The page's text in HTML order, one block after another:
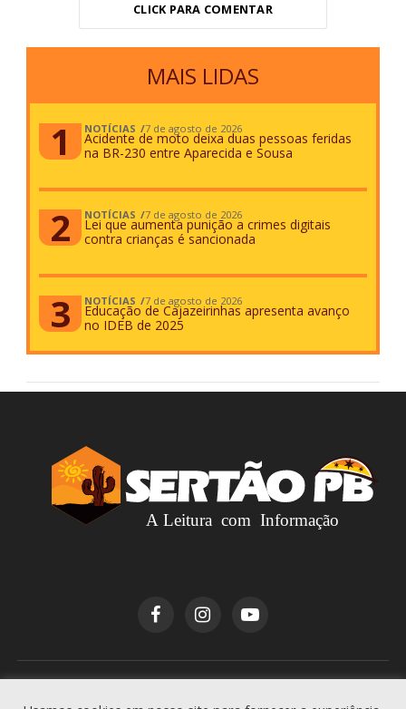
CLICK PARA COMENTAR
MAIS LIDAS
NOTÍCIAS 7 de agosto de 2026
Acidente de moto deixa duas pessoas feridas
na BR-230 entre Aparecida e Sousa
NOTÍCIAS 7 de agosto de 2026
Lei que aumenta punição a crimes digitais
contra crianças é sancionada
NOTÍCIAS 7 de agosto de 2026
Educação de Cajazeirinhas apresenta avanço
no IDEB de 2025